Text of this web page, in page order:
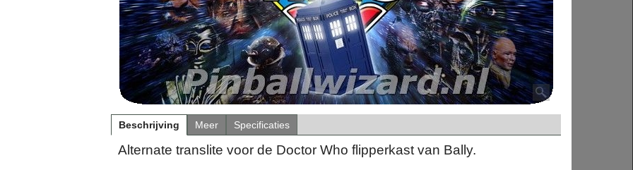
Beschrijving Meer Specificaties
Alternate translite voor de Doctor Who flipperkast van Bally.